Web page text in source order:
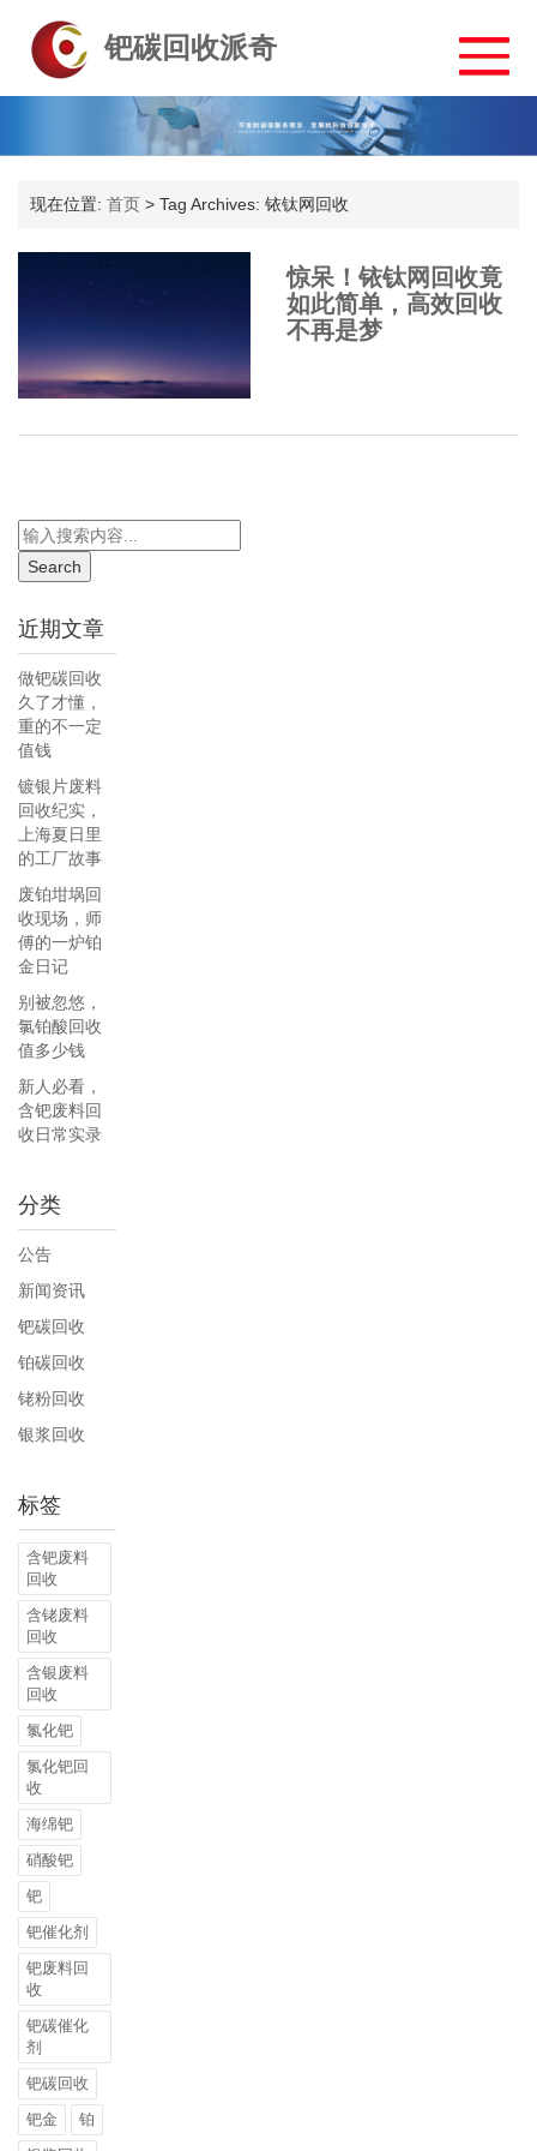
钯碳回收派奇
现在位置: 首页 > Tag Archives: 铱钛网回收
惊呆！铱钛网回收竟
如此简单，高效回收
不再是梦
近期文章
做钯碳回收
久了才懂，
重的不一定
值钱
镀银片废料
回收纪实，
上海夏日里
的工厂故事
废铂坩埚回
收现场，师
傅的一炉铂
金日记
别被忽悠，
氯铂酸回收
值多少钱
新人必看，
含钯废料回
收日常实录
分类
公告
新闻资讯
钯碳回收
铂碳回收
铑粉回收
银浆回收
标签
含钯废料
回收
含铑废料
回收
含银废料
回收
氯化钯
氯化钯回
收
海绵钯
硝酸钯
钯
钯催化剂
钯废料回
收
钯碳催化
剂
钯碳回收
钯金
铂